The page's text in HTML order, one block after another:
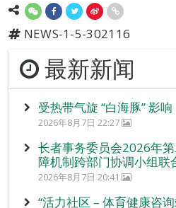
NEWS-1-5-302116
最新新闻
受热带气旋 “白海豚” 影
2026年8月7日 22:27
长者事务委员会2026年
障机制跨部门协调小组联
2026年8月7日 20:41
“活力社区 – 体育健康咨